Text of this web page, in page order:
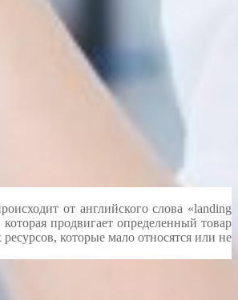
от английского слова «landing
продвигает определенный товар
которые мало относятся или не